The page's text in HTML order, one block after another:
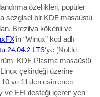
özellikleri, popüler
sezgisel bir KDE masaüstü
Brezilya kökenli ve
‘in “Winux” kod adlı
24.04.2 LTS‘ye (Noble
KDE Plasma masaüstü
Linux çekirdeği üzerine
ve 11’den esinlenen
ve EFI desteği içeren yeni